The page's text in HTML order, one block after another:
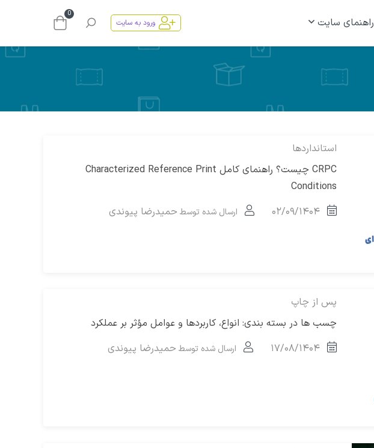
راهنمای سایت ورود به سایت
0
استانداردها
CRPC چیست؟ راهنمای کامل Characterized Reference Print
Conditions
۰۲/۰۹/۱۴۰۴
ارسال شده توسط حمیدرضا پیوندی
پس از چاپ
چسب‌ ها در بسته‌ بندی: انواع، کاربردها و عوامل مؤثر بر عملکرد
۱۷/۰۸/۱۴۰۴
ارسال شده توسط حمیدرضا پیوندی